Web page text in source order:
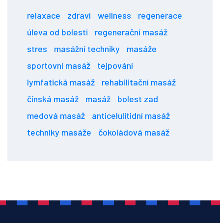
relaxace zdraví wellness
regenerace
úleva od bolesti
regenerační masáž
stres
masážní techniky
masáže
sportovní masáž
tejpování
lymfatická masáž
rehabilitační masáž
čínská masáž
masáž
bolest zad
medová masáž
anticelulitidní masáž
techniky masáže
čokoládová masáž